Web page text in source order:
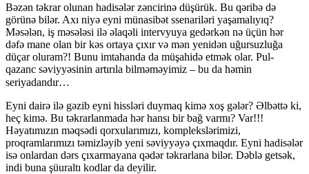
Bəzən təkrar olunan hadisələr zəncirinə düşürük. Bu qəribə də
görünə bilər. Axı niyə eyni münasibət ssenariləri yaşamalıyıq?
Məsələn, iş məsələsi ilə əlaqəli intervyuya gedərkən nə üçün hər
dəfə mane olan bir kəs ortaya çıxır və mən yenidən uğursuzluğa
düçar oluram?! Bunu imtahanda da müşahidə etmək olar. Pul-
qazanc səviyyəsinin artırıla bilməməyimiz – bu da həmin
seriyadandır…⠀
Eyni dairə ilə gəzib eyni hissləri duymaq kimə xoş gələr? Əlbəttə ki,
heç kimə. Bu təkrarlanmada hər hansı bir bağ varmı? Var!!!
Həyatımızın məqsədi qorxularımızı, komplekslərimizi,
proqramlarımızı təmizləyib yeni səviyyəyə çıxmaqdır. Eyni hadisələr
isə onlardan dərs çıxarmayana qədər təkrarlana bilər. Dəblə getsək,
indi buna şüuraltı kodlar da deyilir.